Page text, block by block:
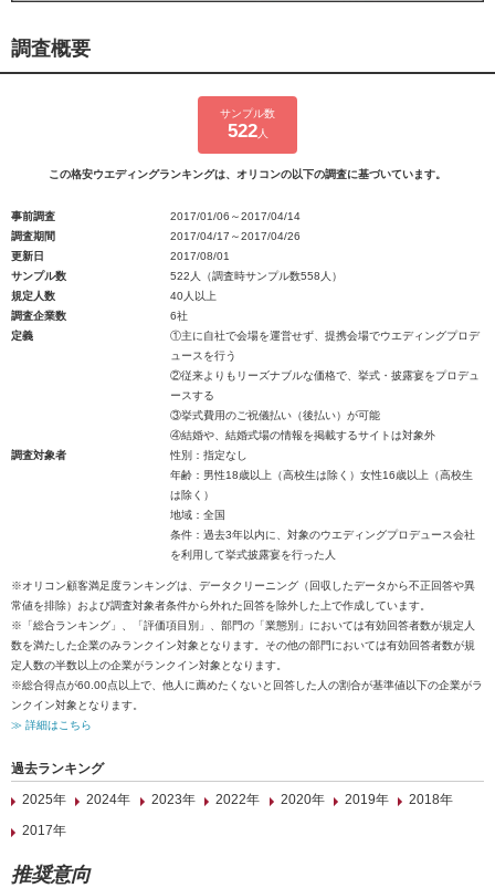
調査概要
サンプル数
522人
この格安ウエディングランキングは、オリコンの以下の調査に基づいています。
事前調査
2017/01/06～2017/04/14
調査期間
2017/04/17～2017/04/26
更新日
2017/08/01
サンプル数
522人（調査時サンプル数558人）
規定人数
40人以上
調査企業数
6社
定義
①主に自社で会場を運営せず、提携会場でウエディングプロデ
ュースを行う
②従来よりもリーズナブルな価格で、挙式・披露宴をプロデュ
ースする
③挙式費用のご祝儀払い（後払い）が可能
④結婚や、結婚式場の情報を掲載するサイトは対象外
調査対象者
性別：指定なし
年齢：男性18歳以上（高校生は除く）女性16歳以上（高校生
は除く）
地域：全国
条件：過去3年以内に、対象のウエディングプロデュース会社
を利用して挙式披露宴を行った人
※オリコン顧客満足度ランキングは、データクリーニング（回収したデータから不正回答や異
常値を排除）および調査対象者条件から外れた回答を除外した上で作成しています。
※「総合ランキング」、「評価項目別」、部門の「業態別」においては有効回答者数が規定人
数を満たした企業のみランクイン対象となります。その他の部門においては有効回答者数が規
定人数の半数以上の企業がランクイン対象となります。
※総合得点が60.00点以上で、他人に薦めたくないと回答した人の割合が基準値以下の企業がラ
ンクイン対象となります。
≫ 詳細はこちら
過去ランキング
2025年
2024年 2023年 2022年 2020年 2019年
2018年
2017年
推奨意向